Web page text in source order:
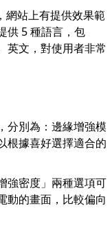
站上有提供效果範
供 5 種語言，包
英文，對使用者非常
分別為：邊緣增強模
根據喜好選擇適合的
強密度」兩種選項可
動的畫面，比較偏向